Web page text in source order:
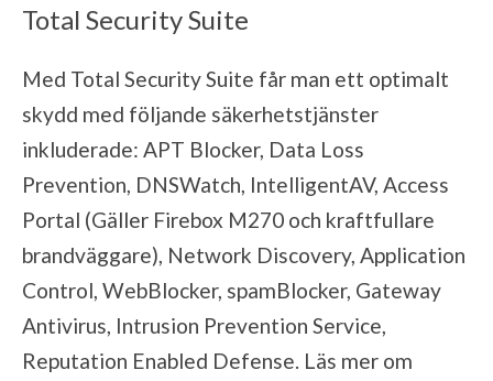
Total Security Suite
Med Total Security Suite får man ett optimalt
skydd med följande säkerhetstjänster
inkluderade: APT Blocker, Data Loss
Prevention, DNSWatch, IntelligentAV, Access
Portal (Gäller Firebox M270 och kraftfullare
brandväggare), Network Discovery, Application
Control, WebBlocker, spamBlocker, Gateway
Antivirus, Intrusion Prevention Service,
Reputation Enabled Defense. Läs mer om